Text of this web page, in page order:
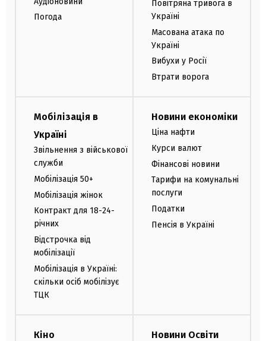
Погода
Повітряна тривога в
Україні
Масована атака по
Україні
Вибухи у Росії
Втрати ворога
Мобілізація в
Україні
Звільнення з військової
служби
Мобілізація 50+
Мобілізація жінок
Контракт для 18-24-
річних
Відстрочка від
мобілізації
Мобілізація в Україні:
скільки осіб мобілізує
ТЦК
Новини економіки
Ціна нафти
Курси валют
Фінансові новини
Тарифи на комунальні
послуги
Податки
Пенсія в Україні
Кіно Новини Освіти